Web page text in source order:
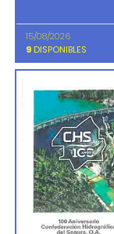
15/08/2026
9 DISPONIBLES